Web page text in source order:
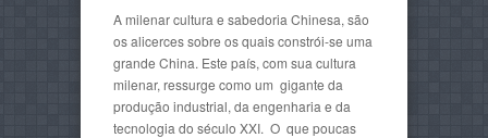
A milenar cultura e sabedoria Chinesa, são
os alicerces sobre os quais constrói-se uma
grande China. Este país, com sua cultura
milenar, ressurge como um gigante da
produção industrial, da engenharia e da
tecnologia do século XXI. O que poucas